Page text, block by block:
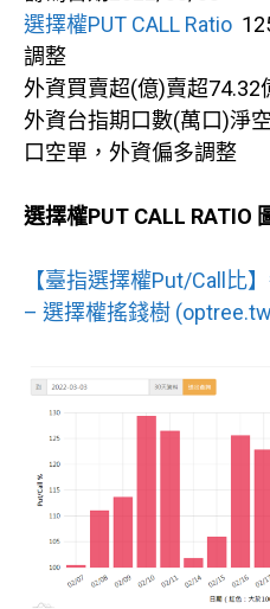
選擇權PUT CALL Ratio
調整
外資買賣超(億)賣超74.32
外資台指期口數(萬口)淨
口空單，外資偏多調整
選擇權PUT CALL RATIO
【臺指選擇權Put/Call比
– 選擇權搖錢樹